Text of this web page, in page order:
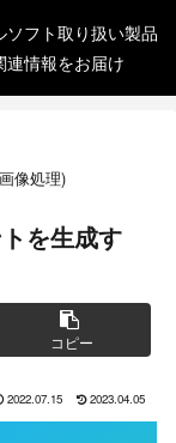
ソフト取り扱い製品
連情報をお届け
像処理)
を生成す
コピー
2022.07.15 2023.04.05